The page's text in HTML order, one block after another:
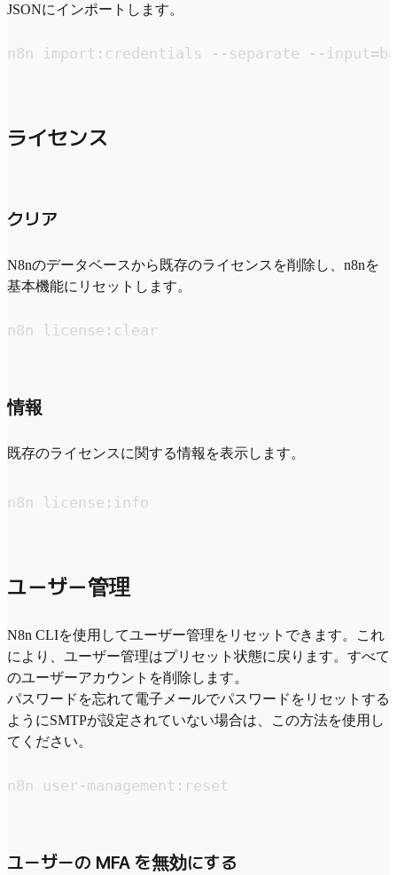
JSONにインポートします。
n8n import:credentials --separate --
ライセンス
クリア
N8nのデータベースから既存のライセンスを削除し、n8nを
基本機能にリセットします。
n8n license:clear
情報
既存のライセンスに関する情報を表示します。
n8n license:info
ユーザー管理
N8n CLIを使用してユーザー管理をリセットできます。これ
により、ユーザー管理はプリセット状態に戻ります。すべて
のユーザーアカウントを削除します。
パスワードを忘れて電子メールでパスワードをリセットする
ようにSMTPが設定されていない場合は、この方法を使用し
てください。
n8n user-management:reset
ユーザーの MFA を無効にする